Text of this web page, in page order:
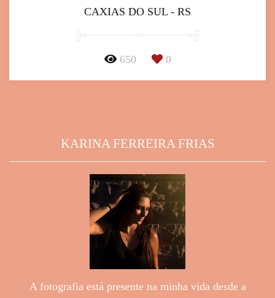
CAXIAS DO SUL - RS
650 0
KARINA FERREIRA FRIAS
A fotografia está presente na minha vida desde a